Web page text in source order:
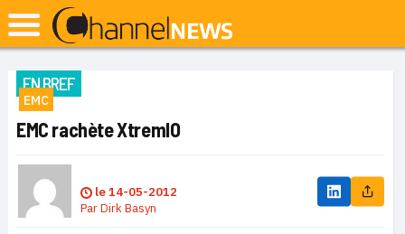
EN BREF
EMC
EMC rachète XtremIO
le14-05-2012
ParDirk Basyn